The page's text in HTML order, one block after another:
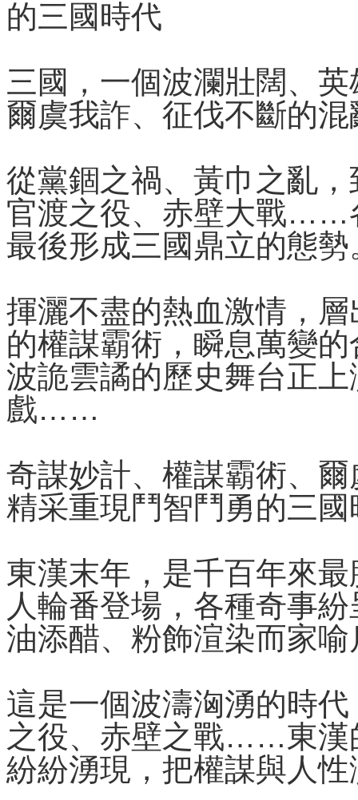
的三國時代
三國，一個波瀾壯闊、
爾虞我詐、征伐不斷的
從黨錮之禍、黃巾之亂
官渡之役、赤壁大戰……
最後形成三國鼎立的態勢
揮灑不盡的熱血激情，
的權謀霸術，瞬息萬變
波詭雲譎的歷史舞台正
戲……
奇謀妙計、權謀霸術、
精采重現鬥智鬥勇的三國
東漢末年，是千百年來
人輪番登場，各種奇事
油添醋、粉飾渲染而家喻
這是一個波濤洶湧的時
之役、赤壁之戰……東漢
紛紛湧現，把權謀與人